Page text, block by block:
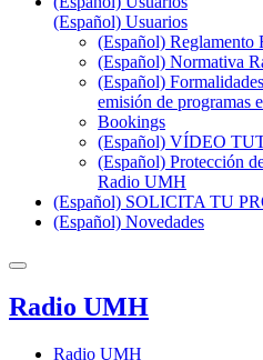
(Español) Usuarios
(Español)
(Español) Normativa
(Español)
emisión de programas
Bookings
(Español) VÍDEO
(Español) Protección
Radio UMH
(Español) SOLICITA TU
(Español) Novedades
Radio UMH
Radio UMH